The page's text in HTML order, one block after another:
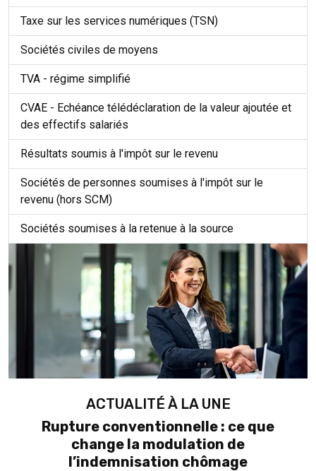
Taxe sur les services numériques (TSN)
Sociétés civiles de moyens
TVA - régime simplifié
CVAE - Echéance télédéclaration de la valeur ajoutée et
des effectifs salariés
Résultats soumis à l'impôt sur le revenu
Sociétés de personnes soumises à l'impôt sur le
revenu (hors SCM)
Sociétés soumises à la retenue à la source
ACTUALITÉ À LA UNE
Rupture conventionnelle : ce que
change la modulation de
l’indemnisation chômage